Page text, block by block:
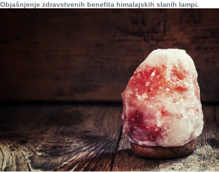
Objašnjenje zdravstvenih benefita himalajskih slanih lampi.